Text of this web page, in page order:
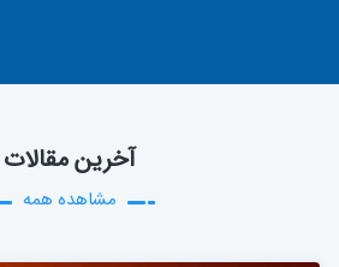
آخرین مقالات
مشاهده همه